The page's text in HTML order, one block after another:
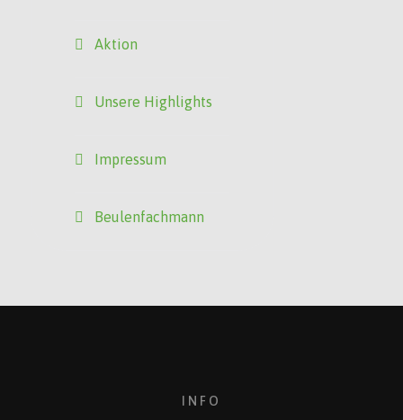
Aktion
Unsere Highlights
Impressum
Beulenfachmann
INFO